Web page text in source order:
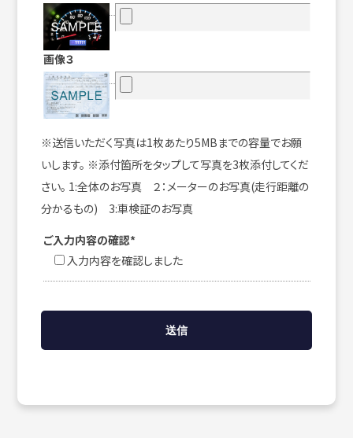
画像３
※送信いただく写真は1枚あたり5MBまでの容量でお願
いします。 ※添付箇所をタップして写真を3枚添付してくだ
さい。 1:全体のお写真 ２：メーターのお写真(走行距離の
分かるもの) 3:車検証のお写真
ご入力内容の確認*
入力内容を確認しました